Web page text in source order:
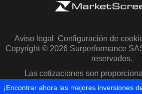
Aviso legal Configuración de
Copyright © 2026 Surperformance
reservados.
Las cotizaciones son
Morningstar y S&P
¡Encontrar ahora las mejores inversiones